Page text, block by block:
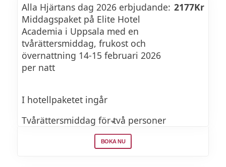
VARMRÄTT
FETTUCCINE MED RÖDRÄKOR, VITLÖK,
TOMAT & BASILIKA
Färsk fettuccine med argentinska rödräkor,
vitlök, tomat
och färsk basilika.
Bakad vit choklad med marinerade
jordgubbar, passionsfrukt och torkade
hallon
Se brunchmeny >>
Alla Hjärtans dag 2026 erbjudande:
Middagspaket på Elite Hotel
Academia i Uppsala med en
tvårättersmiddag, frukost och
övernattning 14-15 februari 2026
per natt
2177Kr
I hotellpaketet ingår
Tvårättersmiddag för två personer
Boende i dubbelrumBOKA NU